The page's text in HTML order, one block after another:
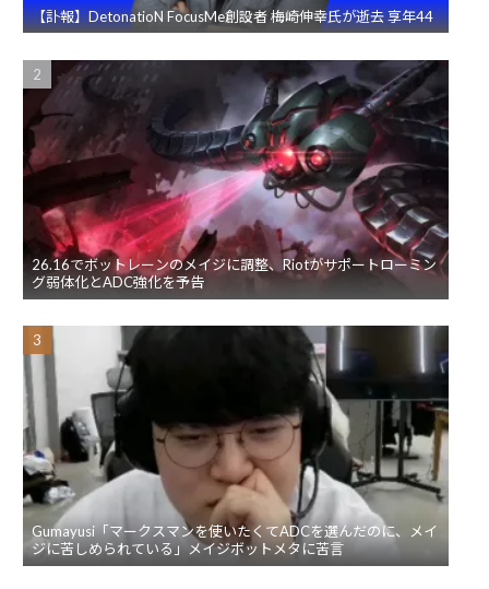
【訃報】DetonatioN FocusMe創設者 梅崎伸幸氏が逝去 享年44
26.16でボットレーンのメイジに調整、Riotがサポートローミン
グ弱体化とADC強化を予告
Gumayusi「マークスマンを使いたくてADCを選んだのに、メイ
ジに苦しめられている」メイジボットメタに苦言